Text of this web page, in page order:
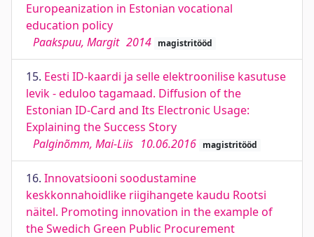
Europeanization in Estonian vocational
education policy
Paakspuu, Margit 2014 magistritööd
15. Eesti ID-kaardi ja selle elektroonilise kasutuse
levik - eduloo tagamaad. Diffusion of the
Estonian ID-Card and Its Electronic Usage:
Explaining the Success Story
Palginõmm, Mai-Liis 10.06.2016 magistritööd
16. Innovatsiooni soodustamine
keskkonnahoidlike riigihangete kaudu Rootsi
näitel. Promoting innovation in the example of
the Swedich Green Public Procurement